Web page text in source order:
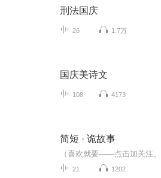
刑法国庆
26 1.7万
国庆美诗文
108 4173
简短 · 诡故事
21 1202